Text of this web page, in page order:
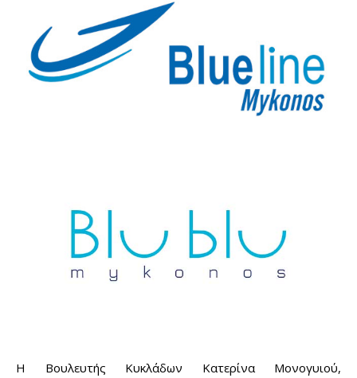
Η Βουλευτής Κυκλάδων Κατερίνα Μονογυιού,